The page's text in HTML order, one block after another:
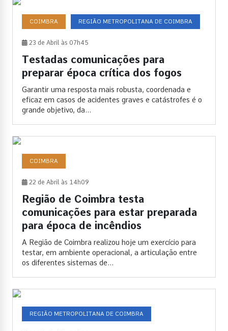
COIMBRA REGIÃO METROPOLITANA DE COIMBRA
23 de Abril às 07h45
Testadas comunicações para
preparar época crítica dos fogos
Garantir uma resposta mais robusta, coordenada e
eficaz em casos de acidentes graves e catástrofes é o
grande objetivo, da...
COIMBRA
22 de Abril às 14h09
Região de Coimbra testa
comunicações para estar preparada
para época de incêndios
A Região de Coimbra realizou hoje um exercício para
testar, em ambiente operacional, a articulação entre
os diferentes sistemas de...
REGIÃO METROPOLITANA DE COIMBRA